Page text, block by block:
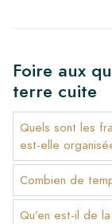
Foire aux
terre cuite
Quels sont les
est-elle
Combien de
Qu’en est-il de